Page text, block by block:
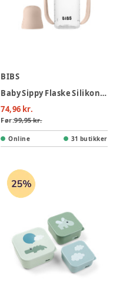
BIBS
Baby Sippy Flaske Silikone 1pk 150 ml - Blush
74,96 kr.
Før:99,95 kr.
Online 31 butikker